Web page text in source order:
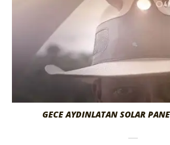
GECE AYDINLATAN SOLAR